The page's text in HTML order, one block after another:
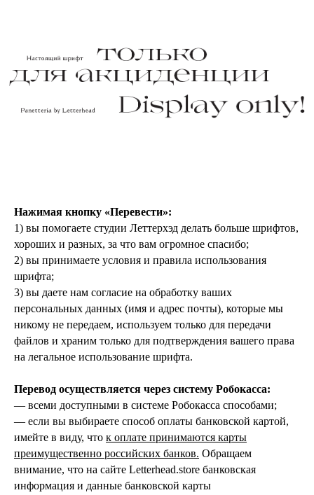
Нажимая кнопку «Перевести»:
1) вы помогаете студии Леттерхэд делать больше шрифтов,
хороших и разных, за что вам огромное спасибо;
2) вы принимаете условия и правила использования
шрифта;
3) вы даете нам согласие на обработку ваших
персональных данных (имя и адрес почты), которые мы
никому не передаем, используем только для передачи
файлов и храним только для подтверждения вашего права
на легальное использование шрифта.
Перевод осуществляется через систему Робокасса:
— всеми доступными в системе Робокасса способами;
— если вы выбираете способ оплаты банковской картой,
имейте в виду, что к оплате принимаются карты
преимущественно российских банков. Обращаем
внимание, что на сайте Letterhead.store банковская
информация и данные банковской карты